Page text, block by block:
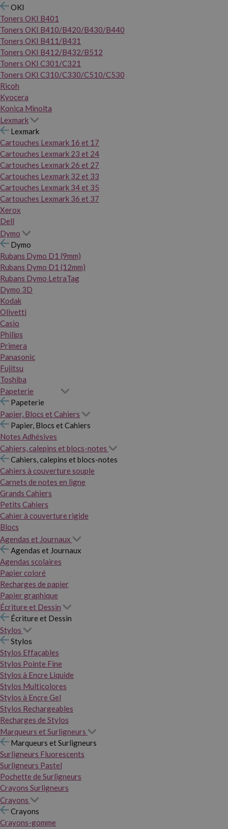
OKI
Toners OKI B401
Toners OKI B410/B420/B430/B440
Toners OKI B411/B431
Toners OKI B412/B432/B512
Toners OKI C301/C321
Toners OKI C310/C330/C510/C530
Ricoh
Kyocera
Konica Minolta
Lexmark
Lexmark
Cartouches Lexmark 16 et 17
Cartouches Lexmark 23 et 24
Cartouches Lexmark 26 et 27
Cartouches Lexmark 32 et 33
Cartouches Lexmark 34 et 35
Cartouches Lexmark 36 et 37
Xerox
Dell
Dymo
Dymo
Rubans Dymo D1 (9mm)
Rubans Dymo D1 (12mm)
Rubans Dymo LetraTag
Dymo 3D
Kodak
Olivetti
Casio
Philips
Primera
Panasonic
Fujitsu
Toshiba
Papeterie
Papeterie
Papier, Blocs et Cahiers
Papier, Blocs et Cahiers
Notes Adhésives
Cahiers, calepins et blocs-notes
Cahiers, calepins et blocs-notes
Cahiers à couverture souple
Carnets de notes en ligne
Grands Cahiers
Petits Cahiers
Cahier à couverture rigide
Blocs
Agendas et Journaux
Agendas et Journaux
Agendas scolaires
Papier coloré
Recharges de papier
Papier graphique
Écriture et Dessin
Écriture et Dessin
Stylos
Stylos
Stylos Effaçables
Stylos Pointe Fine
Stylos à Encre Liquide
Stylos Multicolores
Stylos à Encre Gel
Stylos Rechargeables
Recharges de Stylos
Marqueurs et Surligneurs
Marqueurs et Surligneurs
Surligneurs Fluorescents
Surligneurs Pastel
Pochette de Surligneurs
Crayons Surligneurs
Crayons
Crayons
Crayons-gomme